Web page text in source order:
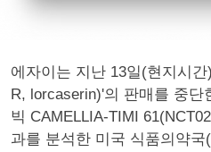
에자이는 지난 13일(현지시
R, lorcaserin)'의 판매를 중단
빅 CAMELLIA-TIMI
과를 분석한 미국 식품의약